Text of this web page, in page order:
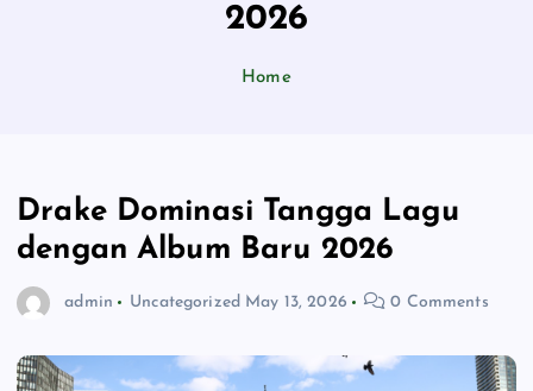
2026
Home
Drake Dominasi Tangga Lagu
dengan Album Baru 2026
admin Uncategorized May 13, 2026 0 Comments